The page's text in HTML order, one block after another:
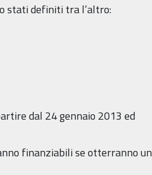
stati definiti tra l’altro:
dal 24 gennaio 2013 ed
finanziabili se otterranno un